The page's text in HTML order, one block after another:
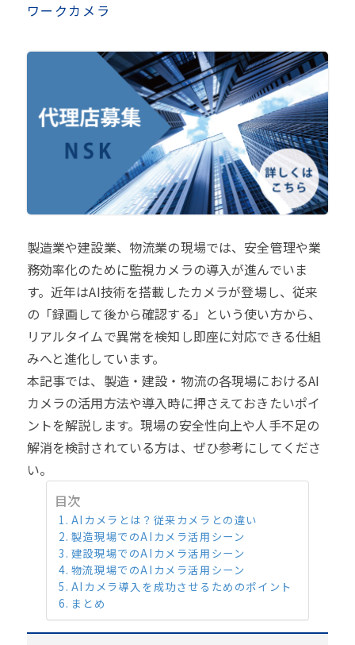
ワークカメラ
製造業や建設業、物流業の現場では、安全管理や業
務効率化のために監視カメラの導入が進んでいま
す。近年はAI技術を搭載したカメラが登場し、従来
の「録画して後から確認する」という使い方から、
リアルタイムで異常を検知し即座に対応できる仕組
みへと進化しています。
本記事では、製造・建設・物流の各現場におけるAI
カメラの活用方法や導入時に押さえておきたいポイ
ントを解説します。現場の安全性向上や人手不足の
解消を検討されている方は、ぜひ参考にしてくださ
い。
目次
AIカメラとは？従来カメラとの違い
製造現場でのAIカメラ活用シーン
建設現場でのAIカメラ活用シーン
物流現場でのAIカメラ活用シーン
AIカメラ導入を成功させるためのポイント
まとめ